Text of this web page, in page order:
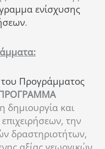
ενίσχυσης
.
Προγράμματος
δημιουργία και
την
δραστηριοτήτων,